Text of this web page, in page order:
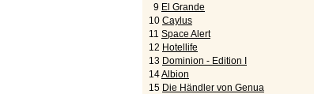
9 El Grande
10 Caylus
11 Space Alert
12 Hotellife
13 Dominion - Edition I
14Albion
15 Die Händler von Genua